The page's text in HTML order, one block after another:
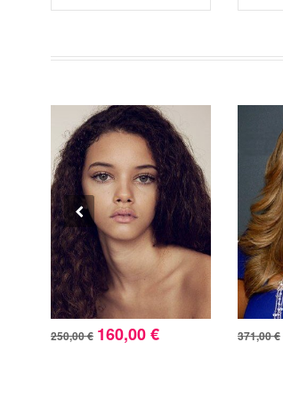
250,00 € 160,00 € 371,00 €